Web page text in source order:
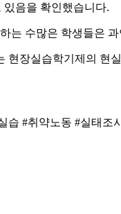
있음을 확인했습니다.
는 수많은 학생들은
현장실습학기제의 현
#취약노동 #실태